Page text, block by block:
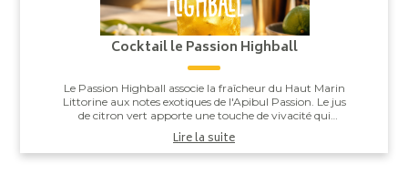
Cocktail le Passion Highball
Le Passion Highball associe la fraîcheur du Haut Marin
Littorine aux notes exotiques de l'Apibul Passion. Le jus
de citron vert apporte une touche de vivacité qui
Lire la suite